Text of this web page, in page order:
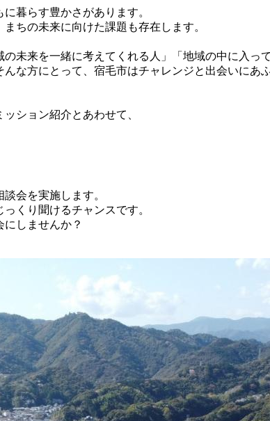
暮らす豊かさがあります。
ちの未来に向けた課題も存在します。
未来を一緒に考えてくれる人」「地域の中に入っ
な方にとって、宿毛市はチャレンジと出会いにあ
ション紹介とあわせて、
会を実施します。
くり聞けるチャンスです。
しませんか？